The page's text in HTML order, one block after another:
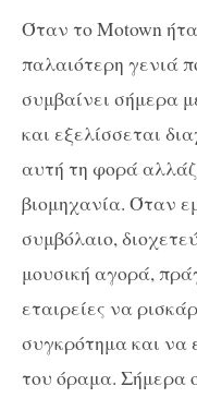
Όταν το Motown
παλαιότερη γενιά
συμβαίνει σήμερα
και εξελίσσεται
αυτή τη φορά
βιομηχανία. Όταν
συμβόλαιο,
μουσική αγορά,
εταιρείες να
συγκρότημα και να
του όραμα. Σήμερα